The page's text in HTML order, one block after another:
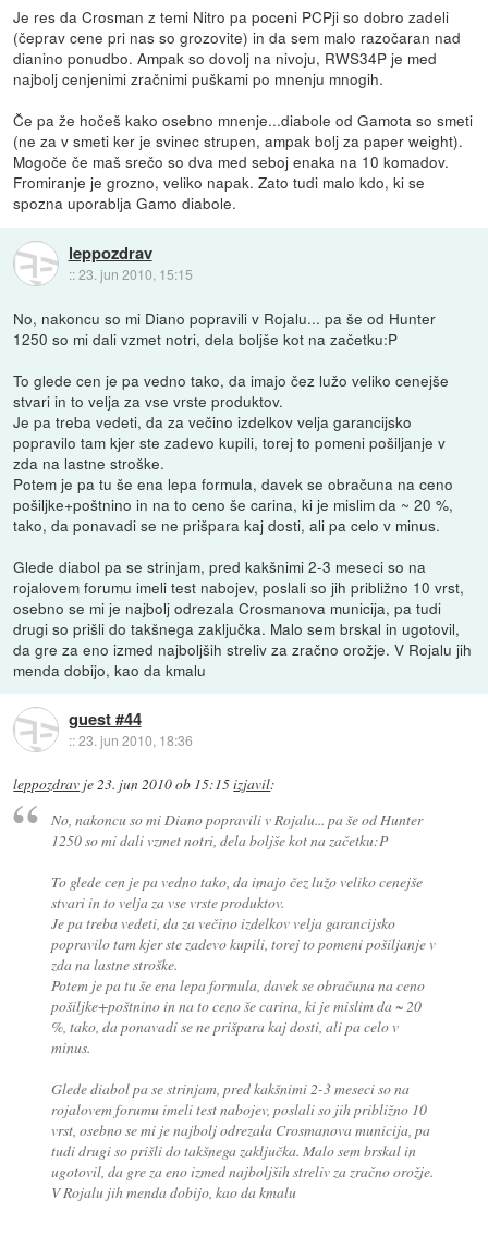
Je res da Crosman z temi Nitro pa poceni PCPji so dobro zadeli
(čeprav cene pri nas so grozovite) in da sem malo razočaran nad
dianino ponudbo. Ampak so dovolj na nivoju, RWS34P je med
najbolj cenjenimi zračnimi puškami po mnenju mnogih.
Če pa že hočeš kako osebno mnenje...diabole od Gamota so smeti
(ne za v smeti ker je svinec strupen, ampak bolj za paper weight).
Mogoče če maš srečo so dva med seboj enaka na 10 komadov.
Fromiranje je grozno, veliko napak. Zato tudi malo kdo, ki se
spozna uporablja Gamo diabole.
leppozdrav
::23. jun 2010, 15:15
No, nakoncu so mi Diano popravili v Rojalu... pa še od Hunter
1250 so mi dali vzmet notri, dela boljše kot na začetku:P
To glede cen je pa vedno tako, da imajo čez lužo veliko cenejše
stvari in to velja za vse vrste produktov.
Je pa treba vedeti, da za večino izdelkov velja garancijsko
popravilo tam kjer ste zadevo kupili, torej to pomeni pošiljanje v
zda na lastne stroške.
Potem je pa tu še ena lepa formula, davek se obračuna na ceno
pošiljke+poštnino in na to ceno še carina, ki je mislim da ~ 20 %,
tako, da ponavadi se ne prišpara kaj dosti, ali pa celo v minus.
Glede diabol pa se strinjam, pred kakšnimi 2-3 meseci so na
rojalovem forumu imeli test nabojev, poslali so jih približno 10 vrst,
osebno se mi je najbolj odrezala Crosmanova municija, pa tudi
drugi so prišli do takšnega zaključka. Malo sem brskal in ugotovil,
da gre za eno izmed najboljših streliv za zračno orožje. V Rojalu jih
menda dobijo, kao da kmalu
guest #44
::23. jun 2010, 18:36
leppozdrav je 23. jun 2010 ob 15:15izjavil:
No, nakoncu so mi Diano popravili v Rojalu... pa še od Hunter
1250 so mi dali vzmet notri, dela boljše kot na začetku:P
To glede cen je pa vedno tako, da imajo čez lužo veliko cenejše
stvari in to velja za vse vrste produktov.
Je pa treba vedeti, da za večino izdelkov velja garancijsko
popravilo tam kjer ste zadevo kupili, torej to pomeni pošiljanje v
zda na lastne stroške.
Potem je pa tu še ena lepa formula, davek se obračuna na ceno
pošiljke+poštnino in na to ceno še carina, ki je mislim da ~ 20
%, tako, da ponavadi se ne prišpara kaj dosti, ali pa celo v
minus.
Glede diabol pa se strinjam, pred kakšnimi 2-3 meseci so na
rojalovem forumu imeli test nabojev, poslali so jih približno 10
vrst, osebno se mi je najbolj odrezala Crosmanova municija, pa
tudi drugi so prišli do takšnega zaključka. Malo sem brskal in
ugotovil, da gre za eno izmed najboljših streliv za zračno orožje.
V Rojalu jih menda dobijo, kao da kmalu